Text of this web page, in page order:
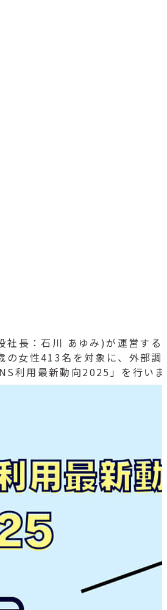
長：石川 あゆみ)が運営する
女性413名を対象に、外部調
利用最新動向2025」を行い